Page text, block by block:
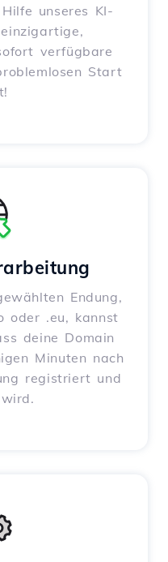
unseres KI-
verfügbare
Start
Endung,
oder .eu, kannst
deine Domain
Minuten nach
registriert und